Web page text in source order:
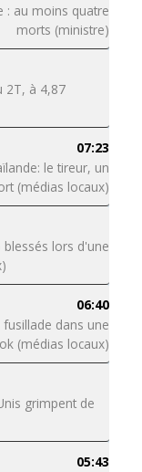
: au moins quatre
morts (ministre)
2T, à 4,87
07:23
le tireur, un
(médias locaux)
lors d'une
06:40
dans une
(médias locaux)
grimpent de
05:43